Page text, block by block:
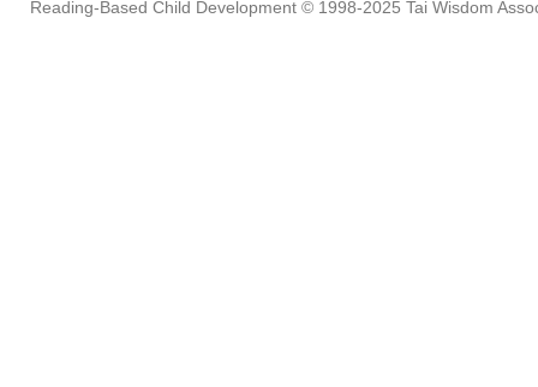
Reading-Based Child Development © 1998-2025 Tai Wisdom